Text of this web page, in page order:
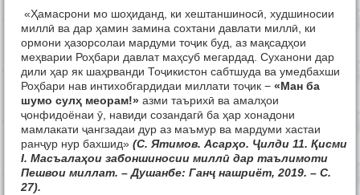
«Ҳамасрони мо шоҳиданд, ки хештаншиносӣ, худшиносии
миллӣ ва дар ҳамин замина сохтани давлати миллӣ, ки
ормони ҳазорсолаи мардуми тоҷик буд, аз мақсадҳои
меҳварии Роҳбари давлат маҳсуб мегардад. Суханони дар
дили ҳар як шаҳрванди Тоҷикистон сабтшуда ва умедбахши
Роҳбари нав интихобгардидаи миллати тоҷик − «Ман ба
шумо сулҳ меорам!» азми таърихӣ ва амалҳои
ҷонфидоёнаи ӯ, навиди созандагӣ ба ҳар хонадони
мамлакати ҷангзадаи дур аз маъмур ва мардуми хастаи
ранҷур нур бахшид» (С. Ятимов. Асарҳо. Ҷилди 11. Қисми
I. Масъалаҳои забоншиносии миллӣ дар таълимоти
Пешвои миллат. – Душанбе: Ганҷ нашриёт, 2019. – С.
27).